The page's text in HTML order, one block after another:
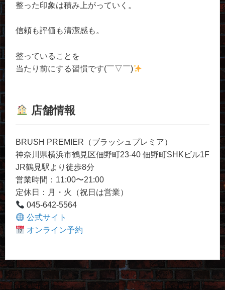
整った印象は積み上がっていく。
信頼も評価も清潔感も。
整っていることを
当たり前にする習慣です(￣▽￣)
店舗情報
BRUSH PREMIER（ブラッシュプレミア）
神奈川県横浜市鶴見区佃野町23-40 佃野町SHKビル1F
JR鶴見駅より徒歩8分
営業時間：11:00〜21:00
定休日：月・火（祝日は営業）
045-642-5564
公式サイト
オンライン予約